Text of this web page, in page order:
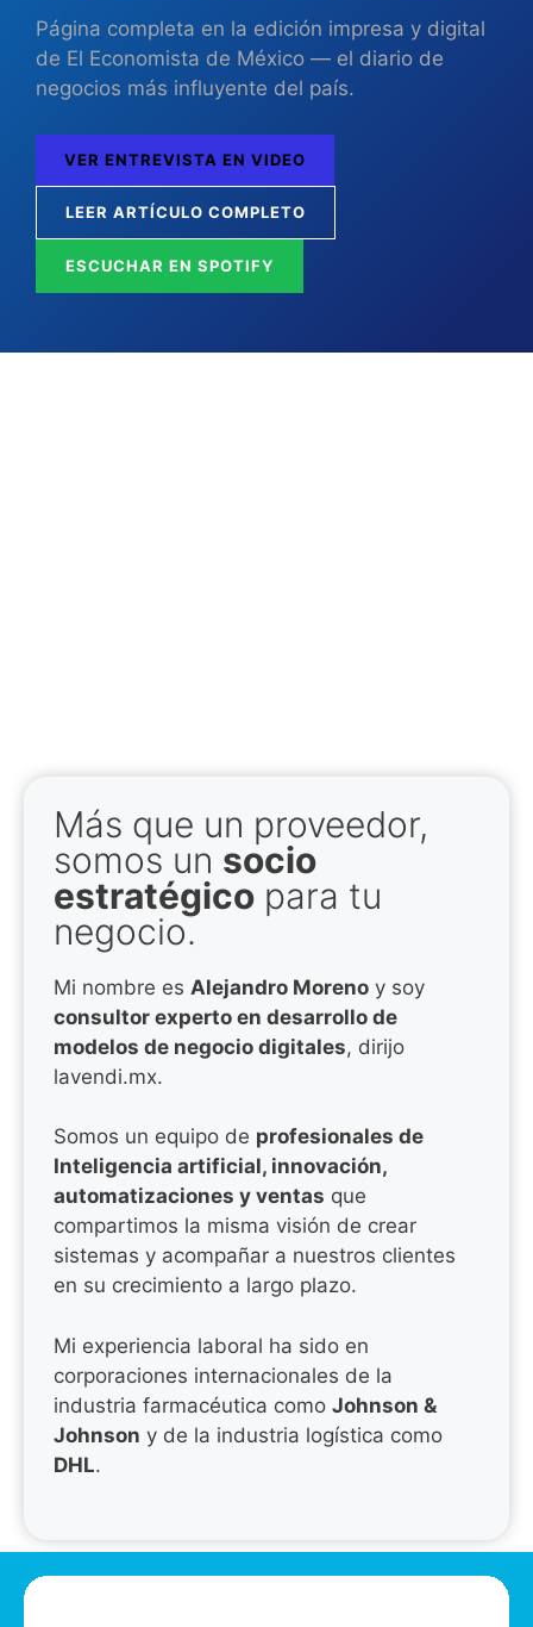
Página completa en la edición impresa y digital
de El Economista de México — el diario de
negocios más influyente del país.
VER ENTREVISTA EN VIDEO
LEER ARTÍCULO COMPLETO
ESCUCHAR EN SPOTIFY
Más que un proveedor,
somos un socio
estratégico para tu
negocio.
Mi nombre es Alejandro Moreno y soy
consultor experto en desarrollo de
modelos de negocio digitales, dirijo
lavendi.mx.
Somos un equipo de profesionales de
Inteligencia artificial, innovación,
automatizaciones y ventas que
compartimos la misma visión de crear
sistemas y acompañar a nuestros clientes
en su crecimiento a largo plazo.
Mi experiencia laboral ha sido en
corporaciones internacionales de la
industria farmacéutica como Johnson &
Johnson y de la industria logística como
DHL.